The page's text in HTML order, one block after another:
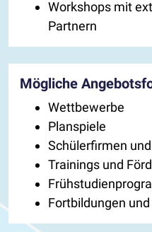
Workshops mit
Partnern
Mögliche
Wettbewerbe
Planspiele
Schülerfirmen
Trainings und
Fortbildungen